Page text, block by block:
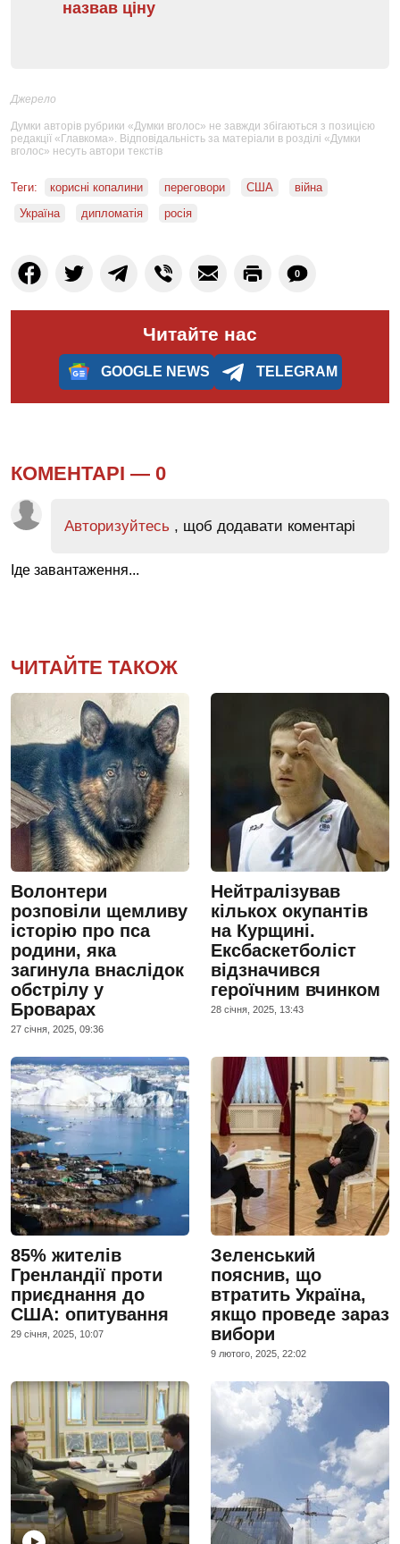
назвав ціну
Джерело
Думки авторів рубрики «Думки вголос» не завжди збігаються з позицією
редакції «Главкома». Відповідальність за матеріали в розділі «Думки
вголос» несуть автори текстів
Теги: корисні копалини переговори США
війна
Україна
дипломатія росія
0
Читайте нас
GOOGLE NEWS TELEGRAM
КОМЕНТАРІ — 0
Авторизуйтесь , щоб додавати коментарі
Іде завантаження...
ЧИТАЙТЕ ТАКОЖ
Волонтери
розповіли щемливу
історію про пса
родини, яка
загинула внаслідок
обстрілу у
Броварах
27 сiчня, 2025, 09:36
Нейтралізував
кількох окупантів
на Курщині.
Ексбаскетболіст
відзначився
героїчним вчинком
28 сiчня, 2025, 13:43
85% жителів
Гренландії проти
приєднання до
США: опитування
29 сiчня, 2025, 10:07
Зеленський
пояснив, що
втратить Україна,
якщо проведе зараз
вибори
9 лютого, 2025, 22:02